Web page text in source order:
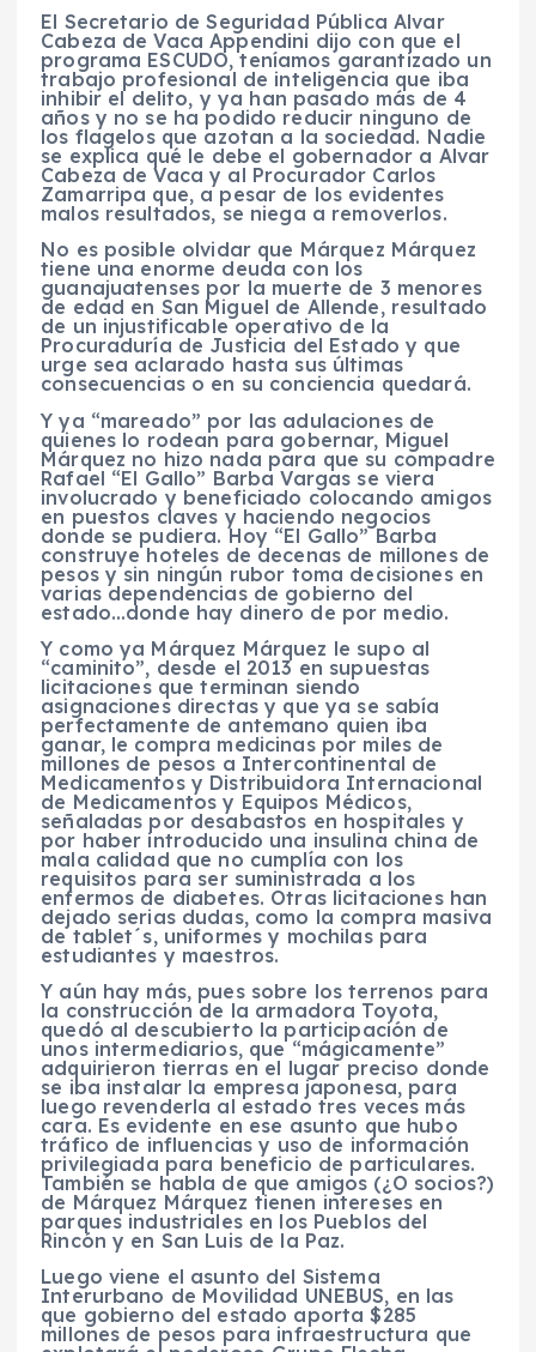
El Secretario de Seguridad Pública Alvar
Cabeza de Vaca Appendini dijo con que el
programa ESCUDO, teníamos garantizado un
trabajo profesional de inteligencia que iba
inhibir el delito, y ya han pasado más de 4
años y no se ha podido reducir ninguno de
los flagelos que azotan a la sociedad. Nadie
se explica qué le debe el gobernador a Alvar
Cabeza de Vaca y al Procurador Carlos
Zamarripa que, a pesar de los evidentes
malos resultados, se niega a removerlos.
No es posible olvidar que Márquez Márquez
tiene una enorme deuda con los
guanajuatenses por la muerte de 3 menores
de edad en San Miguel de Allende, resultado
de un injustificable operativo de la
Procuraduría de Justicia del Estado y que
urge sea aclarado hasta sus últimas
consecuencias o en su conciencia quedará.
Y ya “mareado” por las adulaciones de
quienes lo rodean para gobernar, Miguel
Márquez no hizo nada para que su compadre
Rafael “El Gallo” Barba Vargas se viera
involucrado y beneficiado colocando amigos
en puestos claves y haciendo negocios
donde se pudiera. Hoy “El Gallo” Barba
construye hoteles de decenas de millones de
pesos y sin ningún rubor toma decisiones en
varias dependencias de gobierno del
estado…donde hay dinero de por medio.
Y como ya Márquez Márquez le supo al
“caminito”, desde el 2013 en supuestas
licitaciones que terminan siendo
asignaciones directas y que ya se sabía
perfectamente de antemano quien iba
ganar, le compra medicinas por miles de
millones de pesos a Intercontinental de
Medicamentos y Distribuidora Internacional
de Medicamentos y Equipos Médicos,
señaladas por desabastos en hospitales y
por haber introducido una insulina china de
mala calidad que no cumplía con los
requisitos para ser suministrada a los
enfermos de diabetes. Otras licitaciones han
dejado serias dudas, como la compra masiva
de tablet´s, uniformes y mochilas para
estudiantes y maestros.
Y aún hay más, pues sobre los terrenos para
la construcción de la armadora Toyota,
quedó al descubierto la participación de
unos intermediarios, que “mágicamente”
adquirieron tierras en el lugar preciso donde
se iba instalar la empresa japonesa, para
luego revenderla al estado tres veces más
cara. Es evidente en ese asunto que hubo
tráfico de influencias y uso de información
privilegiada para beneficio de particulares.
También se habla de que amigos (¿O socios?)
de Márquez Márquez tienen intereses en
parques industriales en los Pueblos del
Rincón y en San Luis de la Paz.
Luego viene el asunto del Sistema
Interurbano de Movilidad UNEBUS, en las
que gobierno del estado aporta $285
millones de pesos para infraestructura que